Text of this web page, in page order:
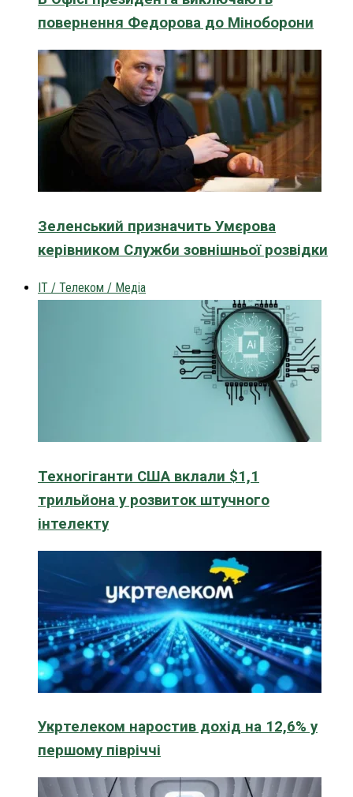
повернення Федорова до Міноборони
Зеленський призначить Умєрова
керівником Служби зовнішньої розвідки
IT / Телеком / Медіа
Техногіганти США вклали $1,1
трильйона у розвиток штучного
інтелекту
Укртелеком наростив дохід на 12,6% у
першому півріччі